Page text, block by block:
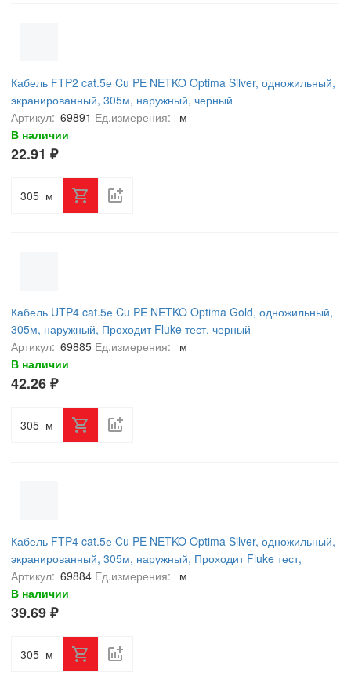
Кабель FTP2 cat.5е Cu PE NETKO Optima Silver, одножильный,
экранированный, 305м, наружный, черный
Артикул: 69891 Ед.измерения:
м
В наличии
22.91 ₽
м
Кабель UTP4 cat.5е Cu PE NETKO Optima Gold, одножильный,
305м, наружный, Проходит Fluke тест, черный
Артикул: 69885 Ед.измерения:
м
В наличии
42.26 ₽
м
Кабель FTP4 cat.5е Cu PE NETKO Optima Silver, одножильный,
экранированный, 305м, наружный, Проходит Fluke тест,
черный
Артикул: 69884 Ед.измерения:
м
В наличии
39.69 ₽
м